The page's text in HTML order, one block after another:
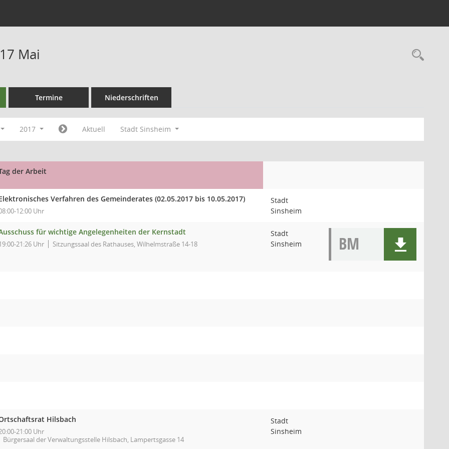
Mai
Termine Niederschriften
2017 Aktuell Stadt Sinsheim
der Arbeit
Verfahren des Gemeinderates (02.05.2017 bis 10.05.2017)
12:00 Uhr
Stadt
Sinsheim
für wichtige Angelegenheiten der Kernstadt
21:26 Uhr Sitzungssaal des Rathauses, Wilhelmstraße 14-18
Stadt
Sinsheim
BM
Hilsbach
21:00 Uhr
Bürgersaal der Verwaltungsstelle Hilsbach, Lampertsgasse 14
Stadt
Sinsheim